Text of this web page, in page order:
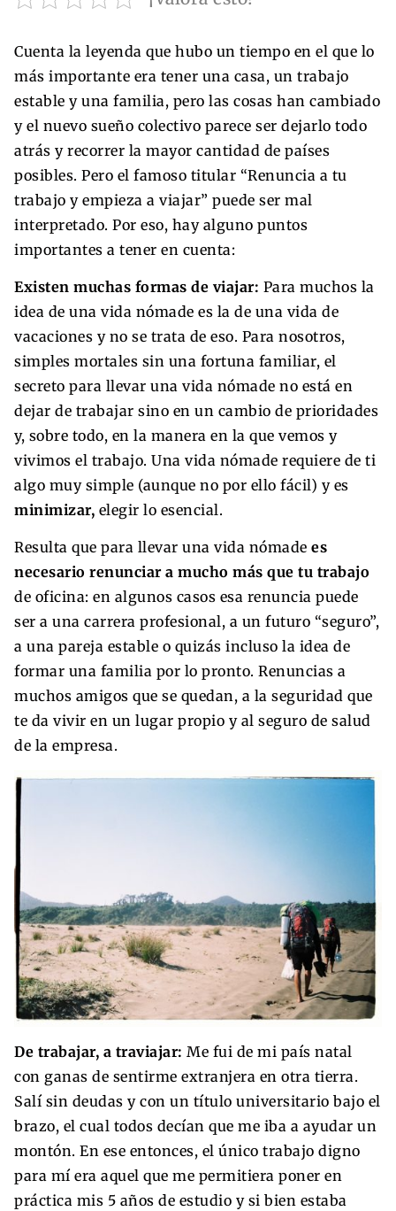
Cuenta la leyenda que hubo un tiempo en el que lo
más importante era tener una casa, un trabajo
estable y una familia, pero las cosas han cambiado
y el nuevo sueño colectivo parece ser dejarlo todo
atrás y recorrer la mayor cantidad de países
posibles. Pero el famoso titular “Renuncia a tu
trabajo y empieza a viajar” puede ser mal
interpretado. Por eso, hay alguno puntos
importantes a tener en cuenta:
Existen muchas formas de viajar: Para muchos la
idea de una vida nómade es la de una vida de
vacaciones y no se trata de eso. Para nosotros,
simples mortales sin una fortuna familiar, el
secreto para llevar una vida nómade no está en
dejar de trabajar sino en un cambio de prioridades
y, sobre todo, en la manera en la que vemos y
vivimos el trabajo. Una vida nómade requiere de ti
algo muy simple (aunque no por ello fácil) y es
minimizar, elegir lo esencial.
Resulta que para llevar una vida nómade es
necesario renunciar a mucho más que tu trabajo
de oficina: en algunos casos esa renuncia puede
ser a una carrera profesional, a un futuro “seguro”,
a una pareja estable o quizás incluso la idea de
formar una familia por lo pronto. Renuncias a
muchos amigos que se quedan, a la seguridad que
te da vivir en un lugar propio y al seguro de salud
de la empresa.
De trabajar, a traviajar: Me fui de mi país natal
con ganas de sentirme extranjera en otra tierra.
Salí sin deudas y con un título universitario bajo el
brazo, el cual todos decían que me iba a ayudar un
montón. En ese entonces, el único trabajo digno
para mí era aquel que me permitiera poner en
práctica mis 5 años de estudio y si bien estaba